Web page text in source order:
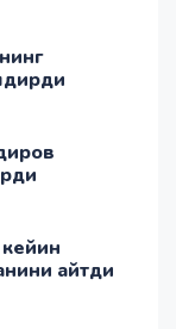
айтди